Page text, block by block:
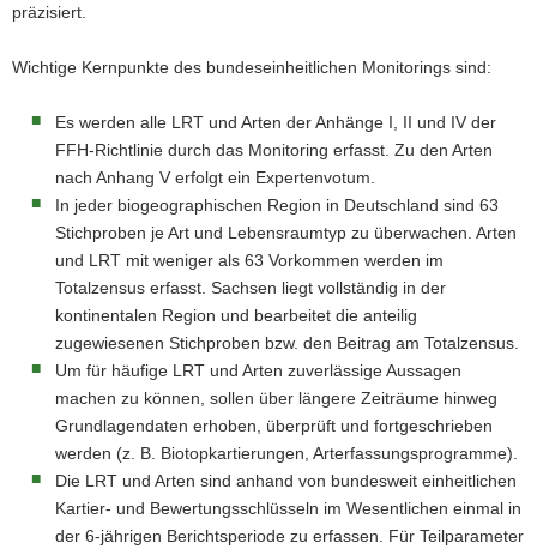
präzisiert.
Wichtige Kernpunkte des bundeseinheitlichen Monitorings sind:
Es werden alle LRT und Arten der Anhänge I, II und IV der
FFH-Richtlinie durch das Monitoring erfasst. Zu den Arten
nach Anhang V erfolgt ein Expertenvotum.
In jeder biogeographischen Region in Deutschland sind 63
Stichproben je Art und Lebensraumtyp zu überwachen. Arten
und LRT mit weniger als 63 Vorkommen werden im
Totalzensus erfasst. Sachsen liegt vollständig in der
kontinentalen Region und bearbeitet die anteilig
zugewiesenen Stichproben bzw. den Beitrag am Totalzensus.
Um für häufige LRT und Arten zuverlässige Aussagen
machen zu können, sollen über längere Zeiträume hinweg
Grundlagendaten erhoben, überprüft und fortgeschrieben
werden (z. B. Biotopkartierungen, Arterfassungsprogramme).
Die LRT und Arten sind anhand von bundesweit einheitlichen
Kartier- und Bewertungsschlüsseln im Wesentlichen einmal in
der 6-jährigen Berichtsperiode zu erfassen. Für Teilparameter